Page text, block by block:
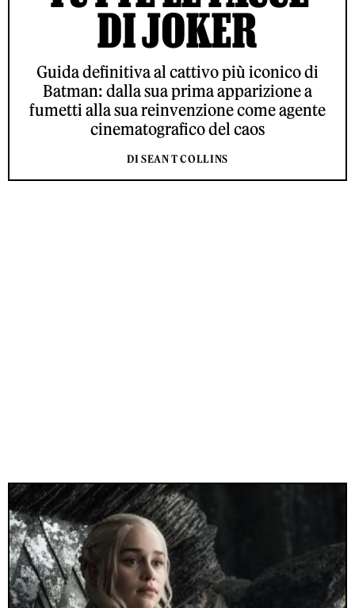
DI JOKER
Guida definitiva al cattivo più iconico di
Batman: dalla sua prima apparizione a
fumetti alla sua reinvenzione come agente
cinematografico del caos
DI SEAN T COLLINS